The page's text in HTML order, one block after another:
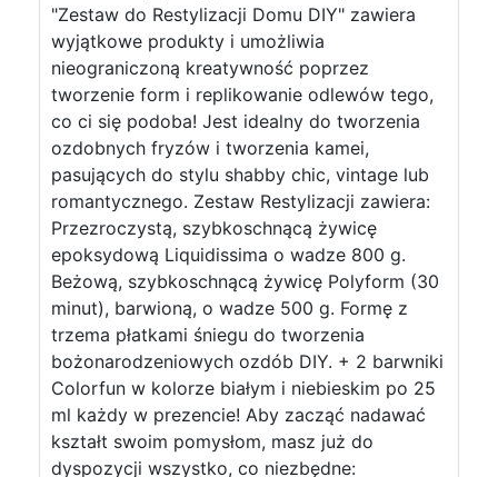
"Zestaw do Restylizacji Domu DIY" zawiera
wyjątkowe produkty i umożliwia
nieograniczoną kreatywność poprzez
tworzenie form i replikowanie odlewów tego,
co ci się podoba! Jest idealny do tworzenia
ozdobnych fryzów i tworzenia kamei,
pasujących do stylu shabby chic, vintage lub
romantycznego. Zestaw Restylizacji zawiera:
Przezroczystą, szybkoschnącą żywicę
epoksydową Liquidissima o wadze 800 g.
Beżową, szybkoschnącą żywicę Polyform (30
minut), barwioną, o wadze 500 g. Formę z
trzema płatkami śniegu do tworzenia
bożonarodzeniowych ozdób DIY. + 2 barwniki
Colorfun w kolorze białym i niebieskim po 25
ml każdy w prezencie! Aby zacząć nadawać
kształt swoim pomysłom, masz już do
dyspozycji wszystko, co niezbędne: